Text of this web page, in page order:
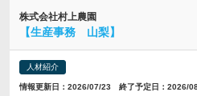
株式会社村上農園
【生産事務 山梨】
人材紹介
情報更新日：2026/07/23 終了予定日：2026/